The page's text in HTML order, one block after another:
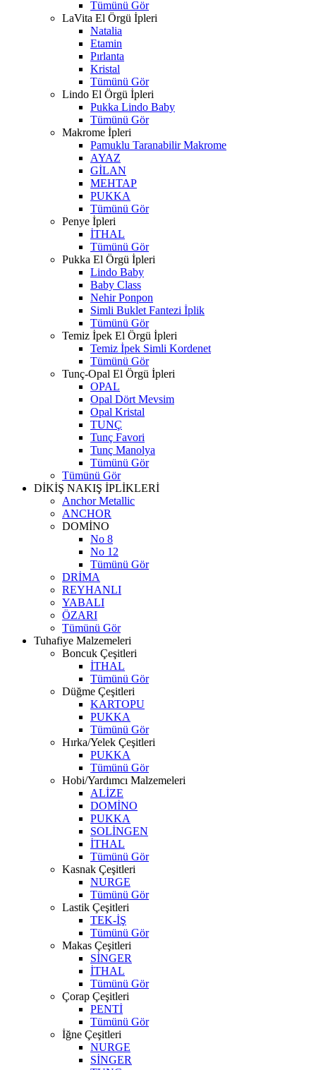
Tümünü Gör
LaVita El Örgü İpleri
Natalia
Etamin
Pırlanta
Kristal
Tümünü Gör
Lindo El Örgü İpleri
Pukka Lindo Baby
Tümünü Gör
Makrome İpleri
Pamuklu Taranabilir Makrome
AYAZ
GİLAN
MEHTAP
PUKKA
Tümünü Gör
Penye İpleri
İTHAL
Tümünü Gör
Pukka El Örgü İpleri
Lindo Baby
Baby Class
Nehir Ponpon
Simli Buklet Fantezi İplik
Tümünü Gör
Temiz İpek El Örgü İpleri
Temiz İpek Simli Kordenet
Tümünü Gör
Tunç-Opal El Örgü İpleri
OPAL
Opal Dört Mevsim
Opal Kristal
TUNÇ
Tunç Favori
Tunç Manolya
Tümünü Gör
Tümünü Gör
DİKİŞ NAKIŞ İPLİKLERİ
Anchor Metallic
ANCHOR
DOMİNO
No 8
No 12
Tümünü Gör
DRİMA
REYHANLI
YABALI
ÖZARI
Tümünü Gör
Tuhafiye Malzemeleri
Boncuk Çeşitleri
İTHAL
Tümünü Gör
Düğme Çeşitleri
KARTOPU
PUKKA
Tümünü Gör
Hırka/Yelek Çeşitleri
PUKKA
Tümünü Gör
Hobi/Yardımcı Malzemeleri
ALİZE
DOMİNO
PUKKA
SOLİNGEN
İTHAL
Tümünü Gör
Kasnak Çeşitleri
NURGE
Tümünü Gör
Lastik Çeşitleri
TEK-İŞ
Tümünü Gör
Makas Çeşitleri
SİNGER
İTHAL
Tümünü Gör
Çorap Çeşitleri
PENTİ
Tümünü Gör
İğne Çeşitleri
NURGE
SİNGER